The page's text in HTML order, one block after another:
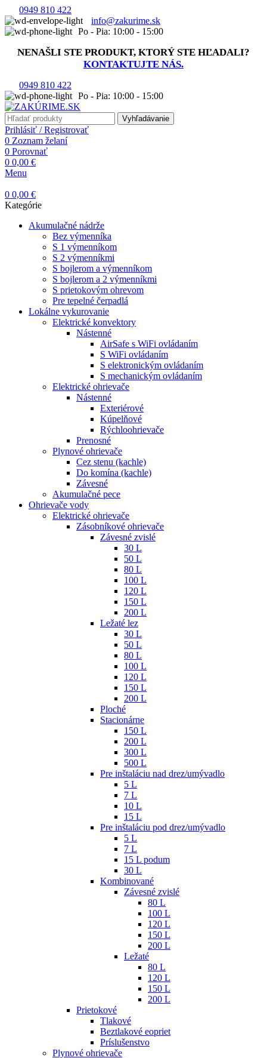
0949 810 422
info@zakurime.sk
Po - Pia: 10:00 - 15:00
NENAŠLI STE PRODUKT, KTORÝ STE HĽADALI?
KONTAKTUJTE NÁS.
0949 810 422
Po - Pia: 10:00 - 15:00
Vyhľadávanie
Prihlásiť / Registrovať
0 Zoznam želaní
0 Porovnať
0 0,00 €
Menu
0 0,00 €
Kategórie
Akumulačné nádrže
Bez výmenníka
S 1 výmenníkom
S 2 výmenníkmi
S bojlerom a výmenníkom
S bojlerom a 2 výmenníkmi
S prietokovým ohrevom
Pre tepelné čerpadlá
Lokálne vykurovanie
Elektrické konvektory
Nástenné
AirSafe s WiFi ovládaním
S WiFi ovládaním
S elektronickým ovládaním
S mechanickým ovládaním
Elektrické ohrievače
Nástenné
Exteriérové
Kúpelňové
Rýchloohrievače
Prenosné
Plynové ohrievače
Cez stenu (kachle)
Do komína (kachle)
Závesné
Akumulačné pece
Ohrievače vody
Elektrické ohrievače
Zásobníkové ohrievače
Závesné zvislé
30 L
50 L
80 L
100 L
120 L
150 L
200 L
Ležaté lez
30 L
50 L
80 L
100 L
120 L
150 L
200 L
Ploché
Stacionárne
150 L
200 L
300 L
500 L
Pre inštaláciu nad drez/umývadlo
5 L
7 L
10 L
15 L
Pre inštaláciu pod drez/umývadlo
5 L
7 L
15 L podum
30 L
Kombinované
Závesné zvislé
80 L
100 L
120 L
150 L
200 L
Ležaté
80 L
120 L
150 L
200 L
Prietokové
Tlakové
Beztlakové eopriet
Príslušenstvo
Plynové ohrievače